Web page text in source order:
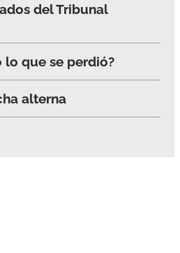
del Tribunal
lo que se perdió?
alterna